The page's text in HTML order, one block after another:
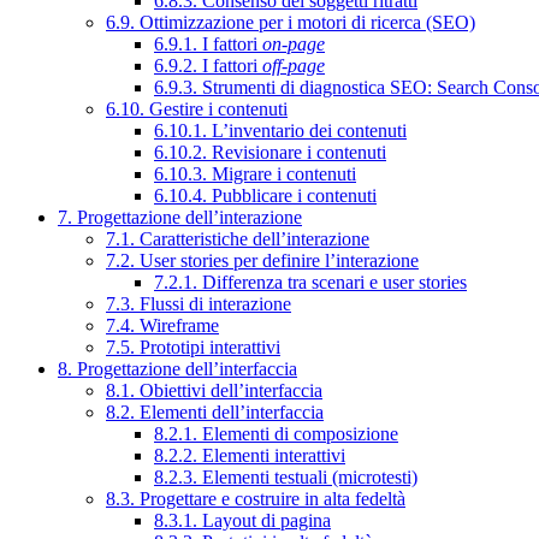
6.9. Ottimizzazione per i motori di ricerca (SEO)
6.9.1. I fattori on-page
6.9.2. I fattori off-page
6.9.3. Strumenti di diagnostica SEO: Search
6.10. Gestire i contenuti
6.10.1. L’inventario dei contenuti
6.10.2. Revisionare i contenuti
6.10.3. Migrare i contenuti
6.10.4. Pubblicare i contenuti
7. Progettazione dell’interazione
7.1. Caratteristiche dell’interazione
7.2. User stories per definire l’interazione
7.2.1. Differenza tra scenari e user stories
7.3. Flussi di interazione
7.4. Wireframe
7.5. Prototipi interattivi
8. Progettazione dell’interfaccia
8.1. Obiettivi dell’interfaccia
8.2. Elementi dell’interfaccia
8.2.1. Elementi di composizione
8.2.2. Elementi interattivi
8.2.3. Elementi testuali (microtesti)
8.3. Progettare e costruire in alta fedeltà
8.3.1. Layout di pagina